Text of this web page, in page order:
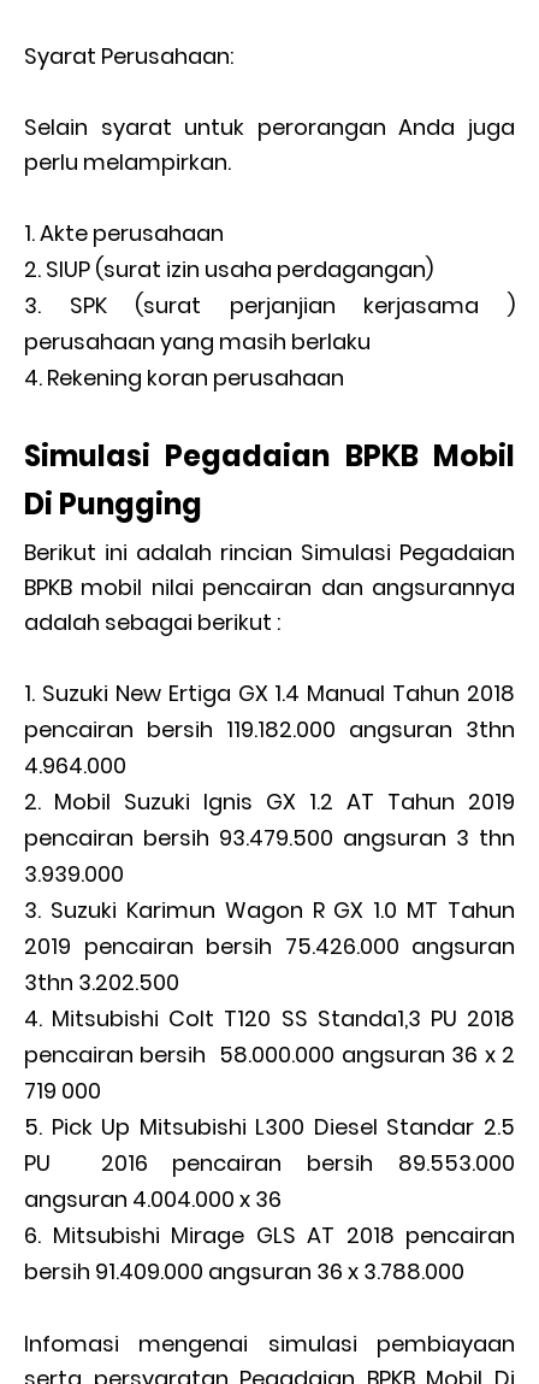
Syarat Perusahaan:
Selain syarat untuk perorangan Anda juga
perlu melampirkan.
Akte perusahaan
SIUP (surat izin usaha perdagangan)
SPK (surat perjanjian kerjasama )
perusahaan yang masih berlaku
Rekening koran perusahaan
Simulasi Pegadaian BPKB Mobil
Di Pungging
Berikut ini adalah rincian Simulasi Pegadaian
BPKB mobil nilai pencairan dan angsurannya
adalah sebagai berikut :
Suzuki New Ertiga GX 1.4 Manual Tahun 2018
pencairan bersih 119.182.000 angsuran 3thn
4.964.000
Mobil Suzuki Ignis GX 1.2 AT Tahun 2019
pencairan bersih 93.479.500 angsuran 3 thn
3.939.000
Suzuki Karimun Wagon R GX 1.0 MT Tahun
2019 pencairan bersih 75.426.000 angsuran
3thn 3.202.500
Mitsubishi Colt T120 SS Standa1,3 PU 2018
pencairan bersih 58.000.000 angsuran 36 x 2
719 000
Pick Up Mitsubishi L300 Diesel Standar 2.5
PU 2016 pencairan bersih 89.553.000
angsuran 4.004.000 x 36
Mitsubishi Mirage GLS AT 2018 pencairan
bersih 91.409.000 angsuran 36 x 3.788.000
Infomasi mengenai simulasi pembiayaan